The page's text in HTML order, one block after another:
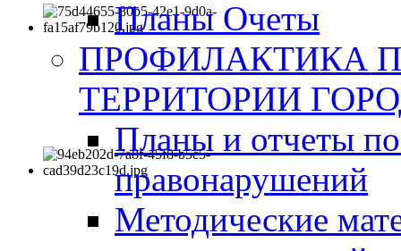
Планы Очеты
ПРОФИЛАКТИКА
ТЕРРИТОРИИ
Планы и отчеты
правонарушений
Методические